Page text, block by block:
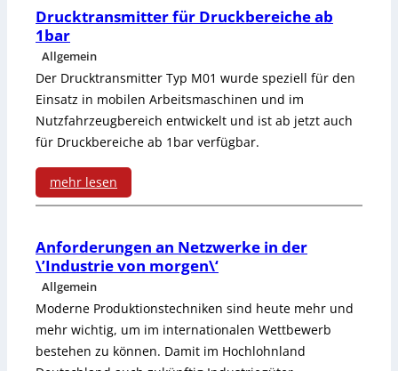
t
m
e
s
s
u
n
g
E
n
e
r
g
i
e
f
ü
h
r
u
a
n
d
t
a
t
t
s
c
h
ä
t
z
e
n
A
t
e
x
-
K
o
t
a
k
t
Drucktransmitter für Druckbereiche ab
1bar
Allgemein
Der Drucktransmitter Typ M01 wurde speziell für den
Einsatz in mobilen Arbeitsmaschinen und im
Nutzfahrzeugbereich entwickelt und ist ab jetzt auch
für Druckbereiche ab 1bar verfügbar.
mehr lesen
:
D
r
u
c
Anforderungen an Netzwerke in der
\’Industrie von morgen\‘
Allgemein
Moderne Produktionstechniken sind heute mehr und
mehr wichtig, um im internationalen Wettbewerb
bestehen zu können. Damit im Hochlohnland